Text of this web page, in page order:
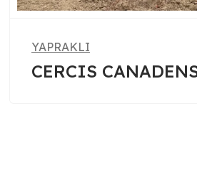
YAPRAKLI
CERCIS CANADENSIS